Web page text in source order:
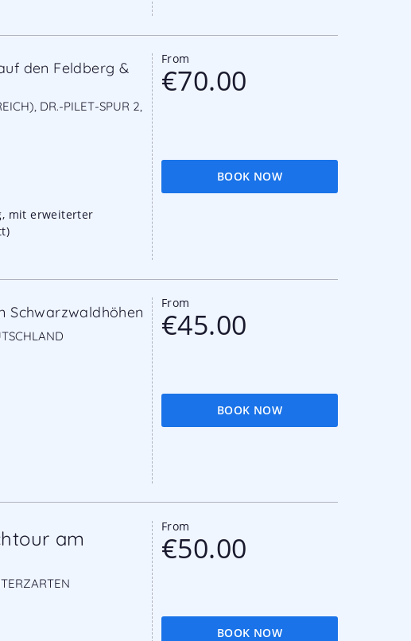
den Feldberg &
DR.-PILET-SPUR 2, 7
mit erweiterter
From
€70.00
BOOK NOW
Schwarzwaldhöhen
From
€45.00
BOOK NOW
am
From
€50.00
BOOK NOW